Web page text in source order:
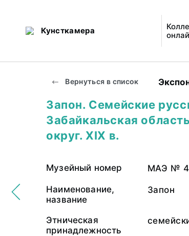
Кунсткамера
Вернуться в список
Запон. Семейские
Забайкальская
округ. XIX в.
Музейный номер МАЭ №
Наименование,
название
Запон
Этническая
принадлежность